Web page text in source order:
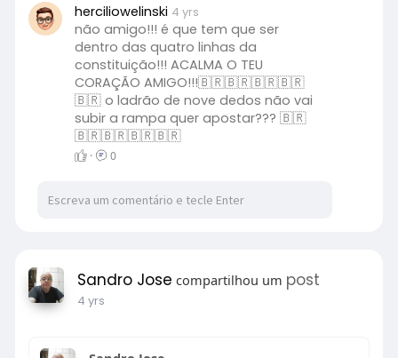
herciliowelinski 4 yrs
não amigo!!! é que tem que ser
dentro das quatro linhas da
constituição!!! ACALMA O TEU
CORAÇÃO AMIGO!!!🇧🇷🇧🇷🇧🇷🇧🇷
🇧🇷 o ladrão de nove dedos não vai
subir a rampa quer apostar??? 🇧🇷
🇧🇷🇧🇷🇧🇷🇧🇷
· 0
Sandro Jose compartilhou um post
4 yrs